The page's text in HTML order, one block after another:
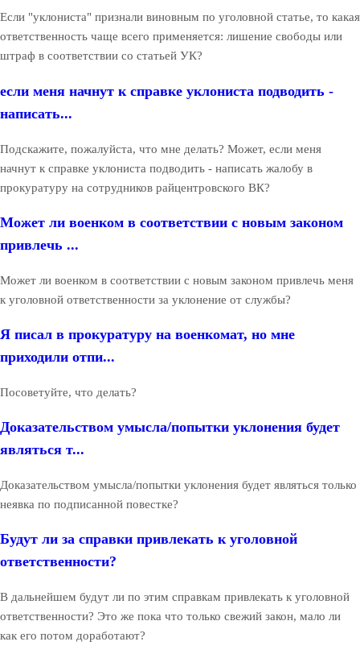
Если "уклониста" признали виновным по уголовной статье, то какая
ответственность чаще всего применяется: лишение свободы или
штраф в соответствии со статьей УК?
если меня начнут к справке уклониста подводить -
написать...
Подскажите, пожалуйста, что мне делать? Может, если меня
начнут к справке уклониста подводить - написать жалобу в
прокуратуру на сотрудников райцентровского ВК?
Может ли военком в соответствии с новым законом
привлечь ...
Может ли военком в соответствии с новым законом привлечь меня
к уголовной ответственности за уклонение от службы?
Я писал в прокуратуру на военкомат, но мне
приходили отпи...
Посоветуйте, что делать?
Доказательством умысла/попытки уклонения будет
являться т...
Доказательством умысла/попытки уклонения будет являться только
неявка по подписанной повестке?
Будут ли за справки привлекать к уголовной
ответственности?
В дальнейшем будут ли по этим справкам привлекать к уголовной
ответственности? Это же пока что только свежий закон, мало ли
как его потом доработают?